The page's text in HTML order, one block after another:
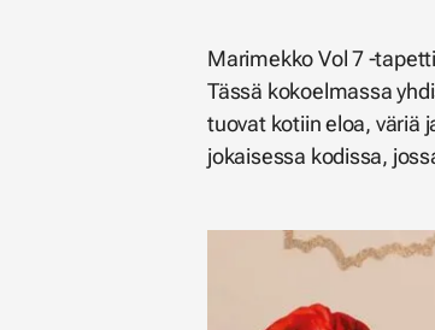
Marimekko Vol 7 -
Tässä kokoelmassa
tuovat kotiin eloa, väriä
jokaisessa kodissa,